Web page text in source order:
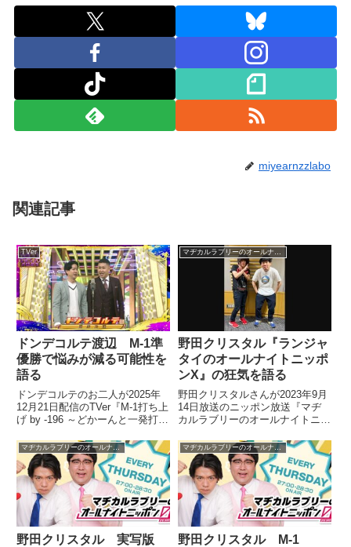
miyearnzzlabo
関連記事
TVer
ドンデコルテ渡辺 M-1準
優勝で悩みが減る可能性を
語る
ドンデコルテのお二人が2025年
12月21日配信のTVer『M-1打ち上
げ by -196 ～どかーんと一発打ち
リ2025決勝を振り返り。エバー
スに大差をつけられていたにも関
わらず、ファイナルラウンドでエ
バースより上の2位に入ったこと
や、今後仕事が増えそうな中で渡
辺さんの「悩み」が減ってしまう
のではないかという件について話
していました。
マヂカルラブリーのオールナイトニッポン0
野田クリスタル『ランジャ
タイのオールナイトニッポ
ンX』の狂気を語る
野田クリスタルさんが2023年9月
14日放送のニッポン放送『マヂ
カルラブリーのオールナイトニッ
『ランジャタイのオールナイトニ
ッポンX』の感想をトーク。その
やりたい放題ぶりを話していまし
た。
マヂカルラブリーのオールナイトニッポン0
野田クリスタル 実写版
マヂカルラブリーのオールナイトニッポン0
野田クリスタル M-1